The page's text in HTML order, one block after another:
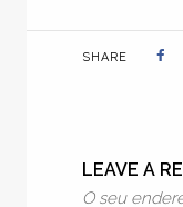
SHARE
LEAVE A
O seu